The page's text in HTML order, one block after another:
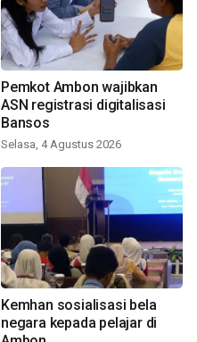
Pemkot Ambon wajibkan
ASN registrasi digitalisasi
Bansos
Selasa, 4 Agustus 2026
Kemhan sosialisasi bela
negara kepada pelajar di